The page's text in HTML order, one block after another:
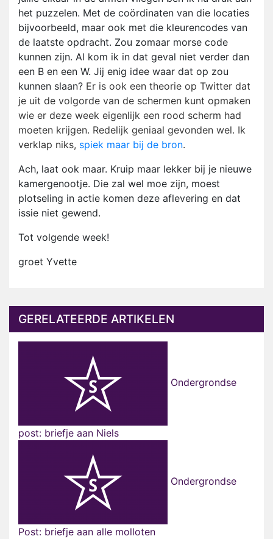
het puzzelen. Met de coördinaten van die locaties
bijvoorbeeld, maar ook met die kleurencodes van
de laatste opdracht. Zou zomaar morse code
kunnen zijn. Al kom ik in dat geval niet verder dan
een B en een W. Jij enig idee waar dat op zou
kunnen slaan? Er is ook een theorie op Twitter dat
je uit de volgorde van de schermen kunt opmaken
wie er deze week eigenlijk een rood scherm had
moeten krijgen. Redelijk geniaal gevonden wel. Ik
verklap niks, spiek maar bij de bron.
Ach, laat ook maar. Kruip maar lekker bij je nieuwe
kamergenootje. Die zal wel moe zijn, moest
plotseling in actie komen deze aflevering en dat
issie niet gewend.
Tot volgende week!
groet Yvette
GERELATEERDE ARTIKELEN
Ondergrondse
post: briefje aan Niels
Ondergrondse
Post: briefje aan alle molloten